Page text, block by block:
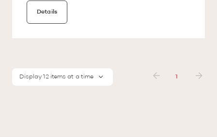
Details
Display 12 items at a time 1